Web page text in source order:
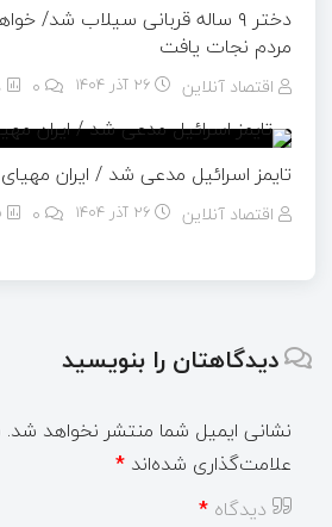
مردم نجات یافت
اقتصاد آنلاین 26 آذر 1404
تایمز اسرائیل مدعی شد / ایران
اقتصاد آنلاین 26 آذر 1404
دیدگاهتان را بنویسید
نشانی ایمیل شما منتشر نخواهد شد.
علامت‌گذاری شده‌اند *
دیدگاه *